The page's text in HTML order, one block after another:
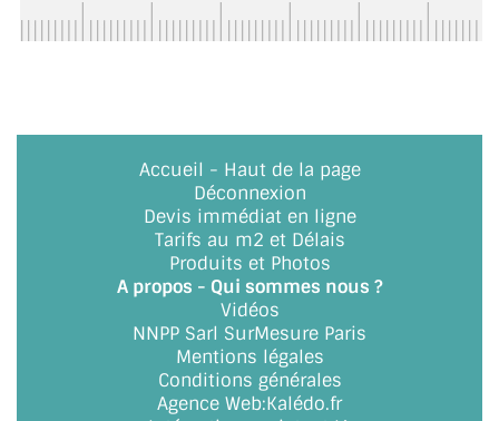
CATALOGUE DE PROFILS ET FIXATION DU
VERRE
LES PROFILS PAROI DE VERRE
VITRINE EN VERRE
CONNECTEURS ET ASSEMBLAGE DE VERRES
PLATS ET CORNIÈRES
LES CHARNIÈRES DE PORTE EN VERRE
BOUTONS ET POIGNÉES
Accueil - Haut de la page
Déconnexion
Devis immédiat en ligne
Tarifs au m2 et Délais
Produits et Photos
A propos - Qui sommes nous ?
Vidéos
NNPP Sarl SurMesure Paris
Mentions légales
Conditions générales
Agence Web:Kalédo.fr